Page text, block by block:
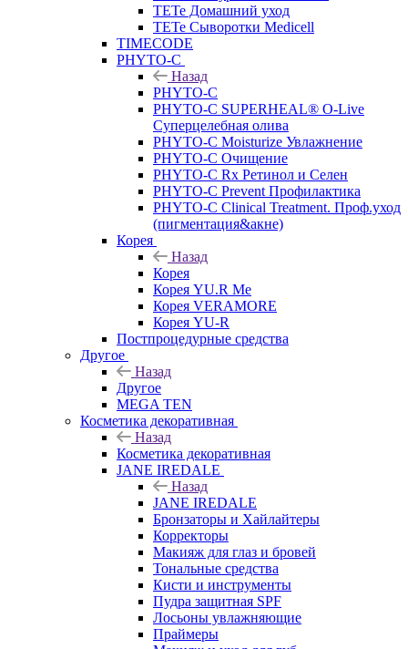
TETe Домашний уход
TETe Сыворотки Medicell
TIMECODE
PHYTO-C
Назад
PHYTO-C
PHYTO-C SUPERHEAL® O-Live
Суперцелебная олива
PHYTO-C Moisturize Увлажнение
PHYTO-C Очищение
PHYTO-C Rx Ретинол и Селен
PHYTO-C Prevent Профилактика
PHYTO-C Clinical Treatment. Проф.уход
(пигментация&акне)
Корея
Назад
Корея
Корея YU.R Me
Корея VERAMORE
Корея YU-R
Постпроцедурные средства
Другое
Назад
Другое
MEGA TEN
Косметика декоративная
Назад
Косметика декоративная
JANE IREDALE
Назад
JANE IREDALE
Бронзаторы и Хайлайтеры
Корректоры
Макияж для глаз и бровей
Тональные средства
Кисти и инструменты
Пудра защитная SPF
Лосьоны увлажняющие
Праймеры